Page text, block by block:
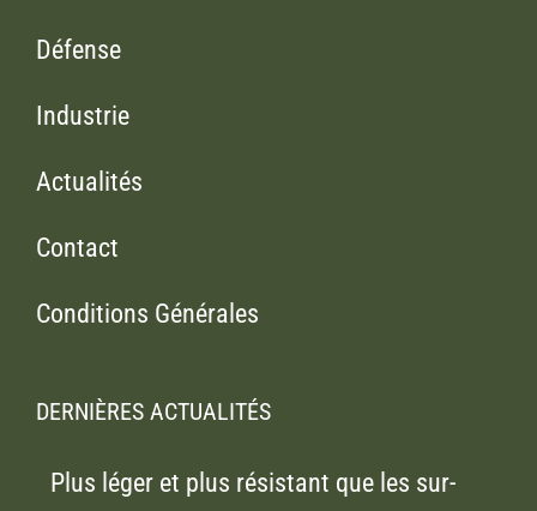
Défense
Industrie
Actualités
Contact
Conditions Générales
DERNIÈRES ACTUALITÉS
Plus léger et plus résistant que les sur-